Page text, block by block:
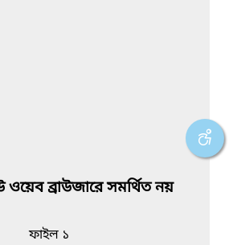
ওয়েব ব্রাউজারে সমর্থিত নয়
ফাইল ১